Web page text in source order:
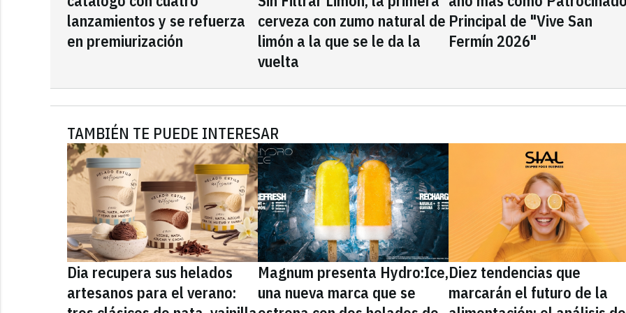
lanzamientos y se refuerza
en premiurización
cerveza con zumo natural de
limón a la que se le da la
vuelta
Principal de "Vive San
Fermín 2026"
TAMBIÉN TE PUEDE INTERESAR
Dia recupera sus helados
artesanos para el verano:
Magnum presenta Hydro:Ice,
una nueva marca que se
Diez tendencias que
marcarán el futuro de la